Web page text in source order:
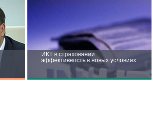
ИКТ в страховании:
эффективность в новых условиях